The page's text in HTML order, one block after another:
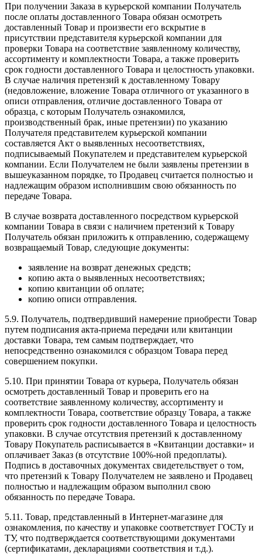
При получении Заказа в курьерской компании Получатель
после оплаты доставленного Товара обязан осмотреть
доставленный Товар и произвести его вскрытие в
присутствии представителя курьерской компании для
проверки Товара на соответствие заявленному количеству,
ассортименту и комплектности Товара, а также проверить
срок годности доставленного Товара и целостность упаковки.
В случае наличия претензий к доставленному Товару
(недовложение, вложение Товара отличного от указанного в
описи отправления, отличие доставленного Товара от
образца, с которым Получатель ознакомился,
производственный брак, иные претензии) по указанию
Получателя представителем курьерской компании
составляется Акт о выявленных несоответствиях,
подписываемый Покупателем и представителем курьерской
компании. Если Получателем не были заявлены претензии в
вышеуказанном порядке, то Продавец считается полностью и
надлежащим образом исполнившим свою обязанность по
передаче Товара.
В случае возврата доставленного посредством курьерской
компании Товара в связи с наличием претензий к Товару
Получатель обязан приложить к отправлению, содержащему
возвращаемый Товар, следующие документы:
заявление на возврат денежных средств;
копию акта о выявленных несоответствиях;
копию квитанции об оплате;
копию описи отправления.
5.9. Получатель, подтвердивший намерение приобрести Товар
путем подписания акта-приема передачи или квитанции
доставки Товара, тем самым подтверждает, что
непосредственно ознакомился с образцом Товара перед
совершением покупки.
5.10. При принятии Товара от курьера, Получатель обязан
осмотреть доставленный Товар и проверить его на
соответствие заявленному количеству, ассортименту и
комплектности Товара, соответствие образцу Товара, а также
проверить срок годности доставленного Товара и целостность
упаковки. В случае отсутствия претензий к доставленному
Товару Покупатель расписывается в «Квитанции доставки» и
оплачивает Заказ (в отсутствие 100%-ной предоплаты).
Подпись в доставочных документах свидетельствует о том,
что претензий к Товару Получателем не заявлено и Продавец
полностью и надлежащим образом выполнил свою
обязанность по передаче Товара.
5.11. Товар, представленный в Интернет-магазине для
ознакомления, по качеству и упаковке соответствует ГОСТу и
ТУ, что подтверждается соответствующими документами
(сертификатами, декларациями соответствия и т.д.).